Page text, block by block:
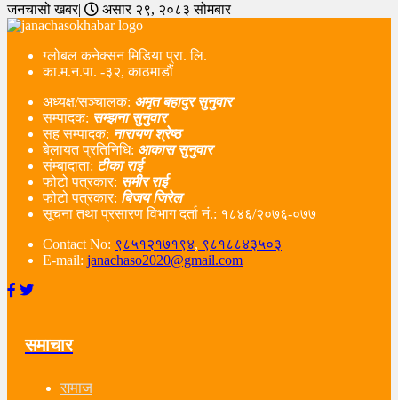
जनचासो खबर| असार २९, २०८३ सोमबार
ग्लोबल कनेक्सन मिडिया प्रा. लि.
का.म.न.पा. -३२, काठमाडौं
अध्यक्ष/सञ्चालक: अमृत बहादुर सुनुवार
सम्पादक: सम्झना सुनुवार
सह सम्पादक: नारायण श्रेष्ठ
बेलायत प्रतिनिधि: आकास सुनुवार
संम्बादाता: टीका राई
फोटो पत्रकार: समीर राई
फोटो पत्रकार: बिजय जिरेल
सूचना तथा प्रसारण विभाग दर्ता नं‌.: १८४६/२०७६-०७७
Contact No: ९८५१२१७१९४, ९८१८८४३५०३
E-mail: janachaso2020@gmail.com
समाचार
समाज